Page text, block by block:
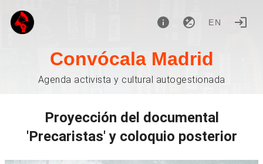
EN
Convócala Madrid
Agenda activista y cultural autogestionada
Proyección del documental
'Precaristas' y coloquio posterior